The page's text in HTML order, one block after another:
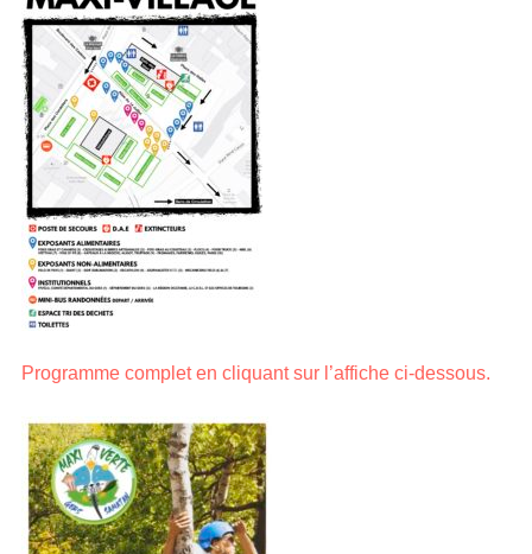
Programme complet en cliquant sur l’affiche ci-dessous.